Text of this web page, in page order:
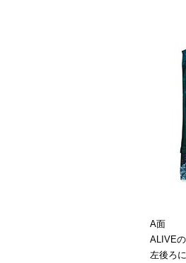
A面
ALIVE
左後ろ